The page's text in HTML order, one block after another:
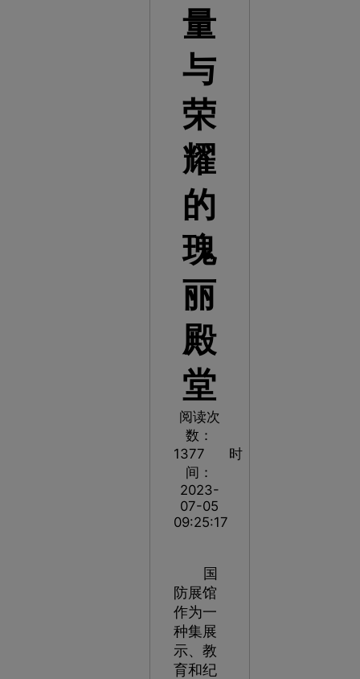
量
与
荣
耀
的
瑰
丽
殿
堂
阅读次
数：
1377
时
间：
2023-
07-05
09:25:17
国
防展馆
作为一
种集展
示、教
育和纪